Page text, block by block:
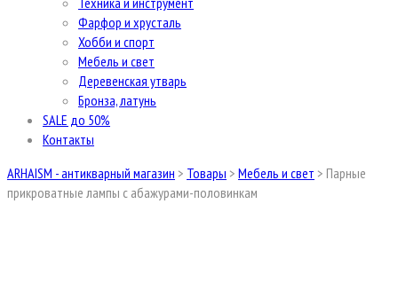
Фарфор и хрусталь
Хобби и спорт
Мебель и свет
Деревенская утварь
Бронза, латунь
SALE до 50%
Контакты
ARHAISM - антикварный магазин > Товары > Мебель и свет > Парные
прикроватные лампы с абажурами-половинкам